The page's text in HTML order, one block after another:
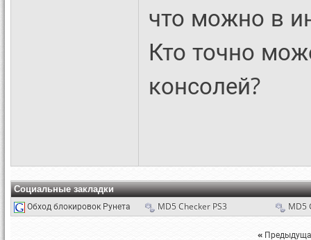
что можно в
Кто точно
консолей?
Социальные закладки
Обход блокировок Рунета MD5 Checker PS3 MD5
«